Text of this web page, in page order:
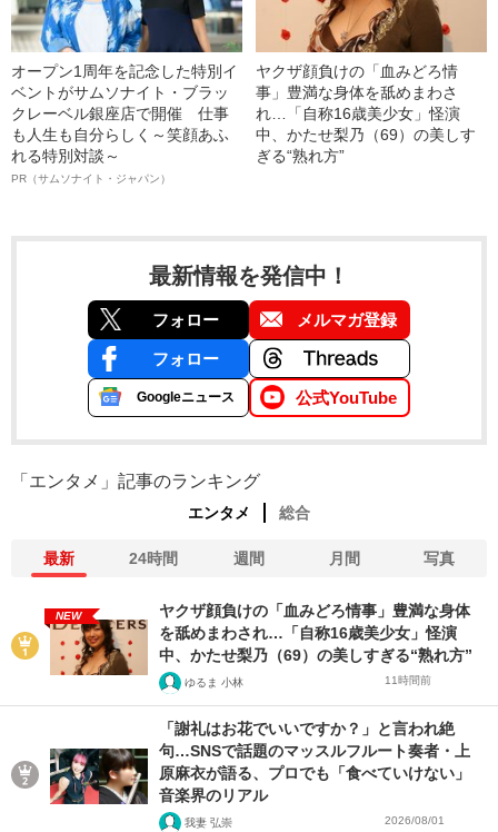
オープン1周年を記念した特別イ
ベントがサムソナイト・ブラッ
クレーベル銀座店で開催 仕事
も人生も自分らしく～笑顔あふ
れる特別対談～
PR（サムソナイト・ジャパン）
ヤクザ顔負けの「血みどろ情
事」豊満な身体を舐めまわさ
れ…「自称16歳美少女」怪演
中、かたせ梨乃（69）の美しす
ぎる“熟れ方”
最新情報を発信中！
フォロー メルマガ登録
フォロー
Googleニュース 公式YouTube
「エンタメ」記事のランキング
エンタメ 総合
最新 24時間 週間 月間 写真
NEW
ヤクザ顔負けの「血みどろ情事」豊満な身体
を舐めまわされ…「自称16歳美少女」怪演
中、かたせ梨乃（69）の美しすぎる“熟れ方”
ゆるま 小林 11時間前
「謝礼はお花でいいですか？」と言われ絶
句…SNSで話題のマッスルフルート奏者・上
原麻衣が語る、プロでも「食べていけない」
音楽界のリアル
我妻 弘崇 2026/08/01